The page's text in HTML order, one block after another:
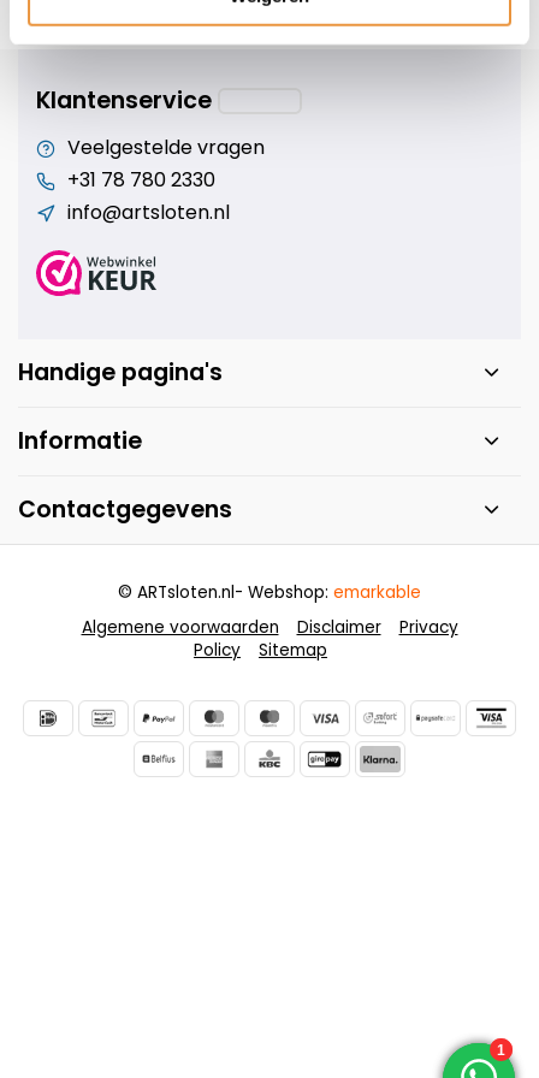
voor uw tweewieler Snelle levering Niet goed = geld
Klantenservice
Veelgestelde vragen
+31 78 780 2330
info@artsloten.nl
Handige pagina's
Informatie
Contactgegevens
Algemene voorwaarden Disclaimer
Privacy
Policy
Sitemap
© ARTsloten.nl- Webshop: emarkable